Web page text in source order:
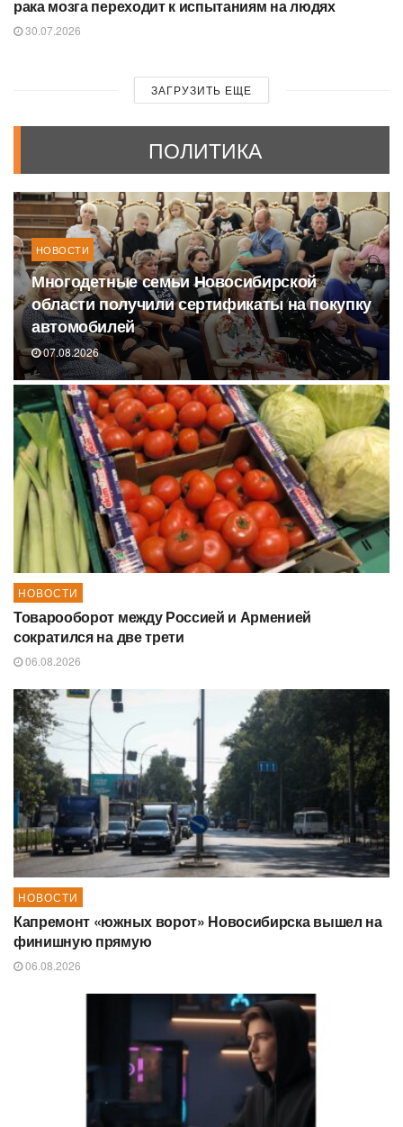
рака мозга переходит к испытаниям на людях
30.07.2026
ЗАГРУЗИТЬ ЕЩЕ
ПОЛИТИКА
НОВОСТИ
Многодетные семьи Новосибирской
области получили сертификаты на покупку
автомобилей
07.08.2026
НОВОСТИ
Товарооборот между Россией и Арменией
сократился на две трети
06.08.2026
НОВОСТИ
Капремонт «южных ворот» Новосибирска вышел на
финишную прямую
06.08.2026